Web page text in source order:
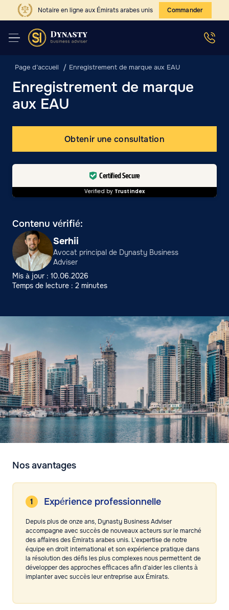
Notaire en ligne aux Émirats arabes unis Commander
Page d’accueil Enregistrement de marque aux EAU
Enregistrement de marque
aux EAU
Obtenir une consultation
Certified Secure
Verified by Trustindex
Contenu vérifié:
Serhii
Avocat principal de Dynasty Business
Adviser
Mis à jour : 10.06.2026
Temps de lecture : 2 minutes
Nos avantages
Expérience professionnelle
Depuis plus de onze ans, Dynasty Business Adviser
accompagne avec succès de nouveaux acteurs sur le marché
des affaires des Émirats arabes unis. L’expertise de notre
équipe en droit international et son expérience pratique dans
la résolution des défis les plus complexes nous permettent de
développer des approches efficaces afin d’aider les clients à
implanter avec succès leur entreprise aux Émirats.